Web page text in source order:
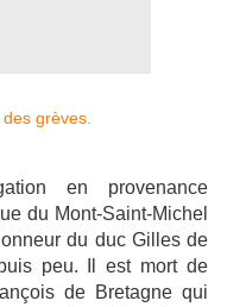
en provenance
du Mont-Saint-Michel
du duc Gilles de
peu. Il est mort de
de Bretagne qui